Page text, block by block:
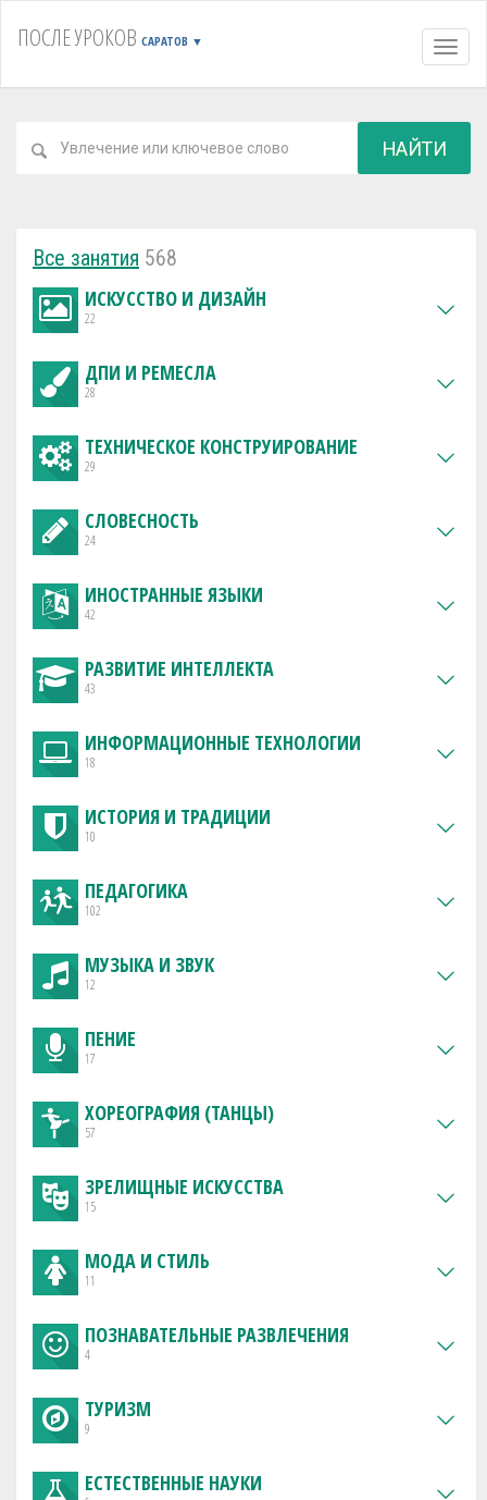
ПОСЛЕ УРОКОВ САРАТОВ ▼
НАЙТИ
Все занятия 568
ИСКУССТВО И ДИЗАЙН
22
ДПИ И РЕМЕСЛА
28
ТЕХНИЧЕСКОЕ КОНСТРУИРОВАНИЕ
29
СЛОВЕСНОСТЬ
24
ИНОСТРАННЫЕ ЯЗЫКИ
42
РАЗВИТИЕ ИНТЕЛЛЕКТА
43
ИНФОРМАЦИОННЫЕ ТЕХНОЛОГИИ
18
ИСТОРИЯ И ТРАДИЦИИ
10
ПЕДАГОГИКА
102
МУЗЫКА И ЗВУК
12
ПЕНИЕ
17
ХОРЕОГРАФИЯ (ТАНЦЫ)
57
ЗРЕЛИЩНЫЕ ИСКУССТВА
15
МОДА И СТИЛЬ
11
ПОЗНАВАТЕЛЬНЫЕ РАЗВЛЕЧЕНИЯ
4
ТУРИЗМ
9
ЕСТЕСТВЕННЫЕ НАУКИ